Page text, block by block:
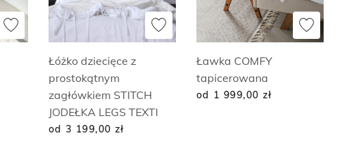
Łóżko dziecięce z
prostokątnym
zagłówkiem STITCH
JODEŁKA LEGS TEXTI
od 3 199,00 zł
Ławka COMFY
tapicerowana
od 1 999,00 zł